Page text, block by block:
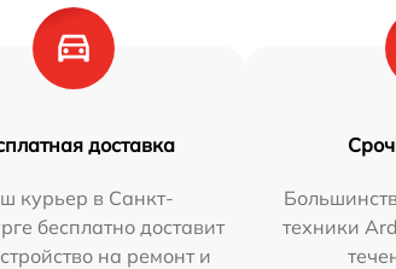
доставка
курьер в Санкт-
бесплатно доставит
на ремонт и
техники